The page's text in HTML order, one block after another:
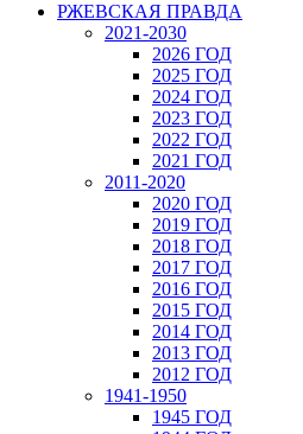
РЖЕВСКАЯ ПРАВДА
2021-2030
2026 ГОД
2025 ГОД
2024 ГОД
2023 ГОД
2022 ГОД
2021 ГОД
2011-2020
2020 ГОД
2019 ГОД
2018 ГОД
2017 ГОД
2016 ГОД
2015 ГОД
2014 ГОД
2013 ГОД
2012 ГОД
1941-1950
1945 ГОД